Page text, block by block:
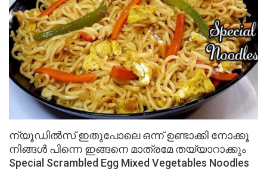
ന്യൂഡിൽസ് ഇതുപോലെ ഒന്ന് ഉണ്ടാക്കി നോക്കൂ
നിങ്ങൾ പിന്നെ ഇങ്ങനെ മാത്രമേ തയ്യാറാക്കും
Special Scrambled Egg Mixed Vegetables Noodles